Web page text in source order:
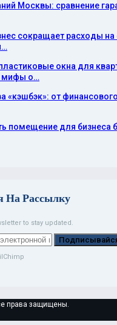
Москвы: сравнение
сокращает расходы на
окна для
мифы о…
«кэшбэк»: от
помещение для бизнеса
На Рассылку
to stay updated.
права защищены.